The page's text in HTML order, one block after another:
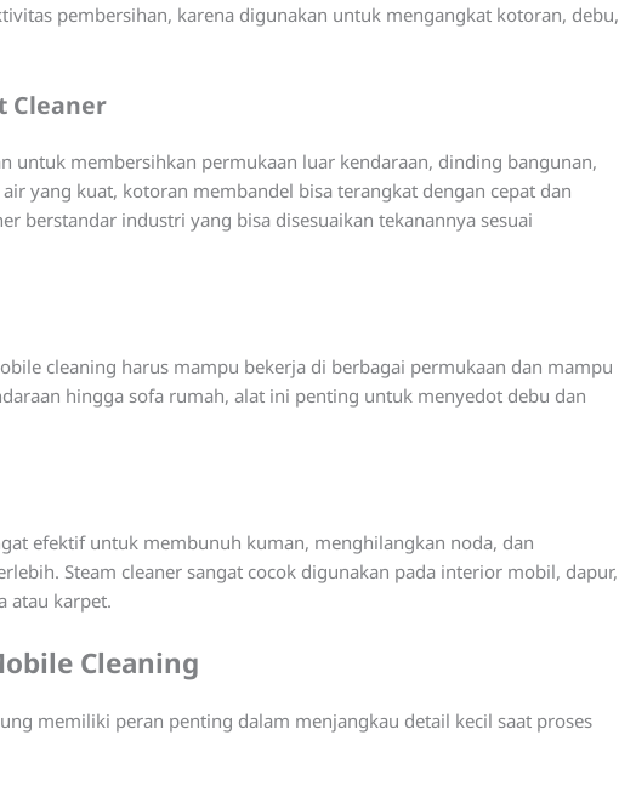
pembersihan, karena digunakan untuk mengangkat kotoran, debu,
Cleaner
untuk membersihkan permukaan luar kendaraan, dinding bangunan,
yang kuat, kotoran membandel bisa terangkat dengan cepat dan
berstandar industri yang bisa disesuaikan tekanannya sesuai
cleaning harus mampu bekerja di berbagai permukaan dan mampu
hingga sofa rumah, alat ini penting untuk menyedot debu dan
efektif untuk membunuh kuman, menghilangkan noda, dan
Steam cleaner sangat cocok digunakan pada interior mobil, dapur,
atau karpet.
Cleaning
memiliki peran penting dalam menjangkau detail kecil saat proses